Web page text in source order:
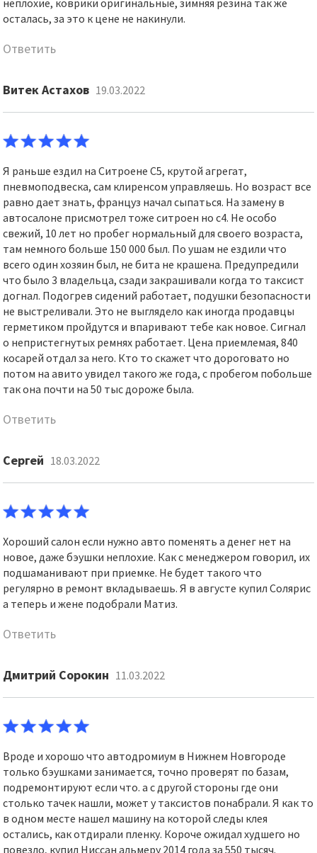
неплохие, коврики оригинальные, зимняя резина так же
осталась, за это к цене не накинули.
Ответить
Витек Астахов 19.03.2022
Я раньше ездил на Ситроене С5, крутой агрегат,
пневмоподвеска, сам клиренсом управляешь. Но возраст все
равно дает знать, француз начал сыпаться. На замену в
автосалоне присмотрел тоже ситроен но с4. Не особо
свежий, 10 лет но пробег нормальный для своего возраста,
там немного больше 150 000 был. По ушам не ездили что
всего один хозяин был, не бита не крашена. Предупредили
что было 3 владельца, сзади закрашивали когда то таксист
догнал. Подогрев сидений работает, подушки безопасности
не выстреливали. Это не выглядело как иногда продавцы
герметиком пройдутся и впаривают тебе как новое. Сигнал
о непристегнутых ремнях работает. Цена приемлемая, 840
косарей отдал за него. Кто то скажет что дороговато но
потом на авито увидел такого же года, с пробегом побольше
так она почти на 50 тыс дороже была.
Ответить
Сергей 18.03.2022
Хороший салон если нужно авто поменять а денег нет на
новое, даже бэушки неплохие. Как с менеджером говорил, их
подшаманивают при приемке. Не будет такого что
регулярно в ремонт вкладываешь. Я в августе купил Солярис
а теперь и жене подобрали Матиз.
Ответить
Дмитрий Сорокин 11.03.2022
Вроде и хорошо что автодромиум в Нижнем Новгороде
только бэушками занимается, точно проверят по базам,
подремонтируют если что. а с другой стороны где они
столько тачек нашли, может у таксистов понабрали. Я как то
в одном месте нашел машину на которой следы клея
остались, как отдирали пленку. Короче ожидал худшего но
повезло, купил Ниссан альмеру 2014 года за 550 тысяч.